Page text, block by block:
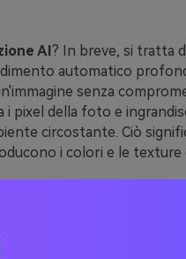
AI? In breve, si tratta
automatico
senza
i pixel della foto e
circostante. Ciò
i colori e le texture
i medici lo usano per